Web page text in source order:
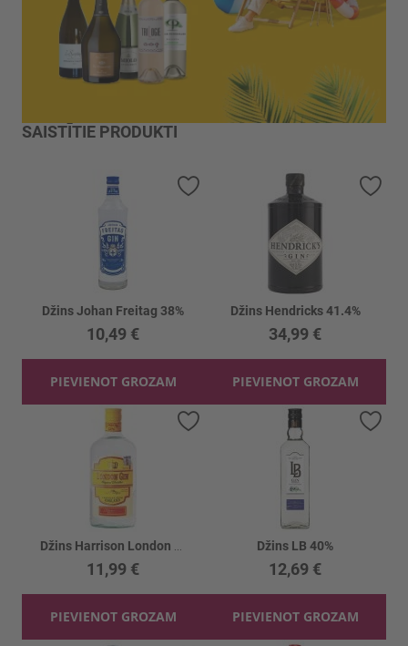
SAISTĪTIE PRODUKTI
Džins Johan Freitag 38%
10,49 €
PIEVIENOT GROZAM
Pievienot vēlmju sarakstam
Džins Hendricks 41.4%
34,99 €
PIEVIENOT GROZAM
11,99 €
PIEVIENOT GROZAM
Pievienot vēlmju sarakstam
Džins LB 40%
12,69 €
PIEVIENOT GROZAM